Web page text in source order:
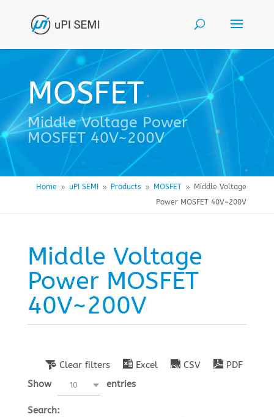
MOSFET
Middle Voltage Power
MOSFET 40V~200V
Home 9 uPI SEMI 9 Products 9 MOSFET 9
Middle Voltage
Power MOSFET 40V~200V
Middle Voltage
Power MOSFET
40V~200V
Clear filters Excel CSV
PDF
Show
10 entries
Search: